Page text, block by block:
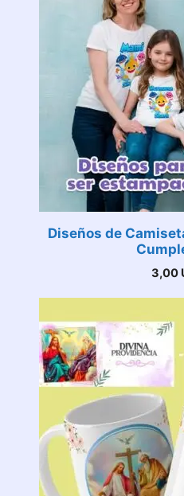
Diseños de
3,00